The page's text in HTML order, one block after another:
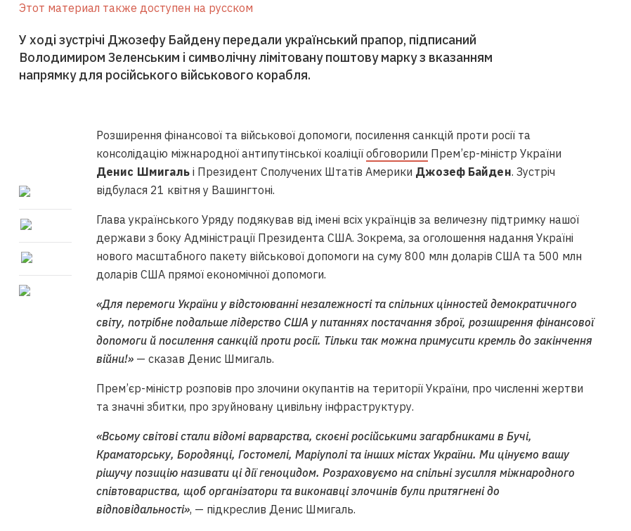
Этот материал также доступен на русском
У ході зустрічі Джозефу Байдену передали український прапор, підписаний
Володимиром Зеленським і символічну лімітовану поштову марку з вказанням
напрямку для російського військового корабля.
Розширення фінансової та військової допомоги, посилення санкцій проти росії та
консолідацію міжнародної антипутінської коаліції обговорили Прем’єр-міністр України
Денис Шмигаль і Президент Сполучених Штатів Америки Джозеф Байден. Зустріч
відбулася 21 квітня у Вашингтоні.
Глава українського Уряду подякував від імені всіх українців за величезну підтримку нашої
держави з боку Адміністрації Президента США. Зокрема, за оголошення надання Україні
нового масштабного пакету військової допомоги на суму 800 млн доларів США та 500 млн
доларів США прямої економічної допомоги.
«Для перемоги України у відстоюванні незалежності та спільних цінностей демократичного
світу, потрібне подальше лідерство США у питаннях постачання зброї, розширення фінансової
допомоги й посилення санкцій проти росії. Тільки так можна примусити кремль до закінчення
війни!» — сказав Денис Шмигаль.
Прем’єр-міністр розповів про злочини окупантів на території України, про численні жертви
та значні збитки, про зруйновану цивільну інфраструктуру.
«Всьому світові стали відомі варварства, скоєні російськими загарбниками в Бучі,
Краматорську, Бородянці, Гостомелі, Маріуполі та інших містах України. Ми цінуємо вашу
рішучу позицію називати ці дії геноцидом. Розраховуємо на спільні зусилля міжнародного
співтовариства, щоб організатори та виконавці злочинів були притягнені до
відповідальності», — підкреслив Денис Шмигаль.